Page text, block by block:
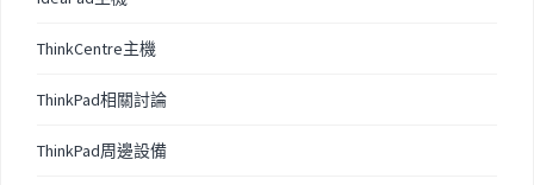
ThinkCentre主機
ThinkPad相關討論
ThinkPad周邊設備